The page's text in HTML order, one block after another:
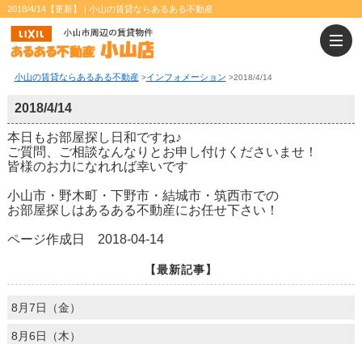
2018/4/14【更新】 | 小山の賃貸ならあるある不動産
小山の賃貸ならあるある不動産>インフォメーション >2018/4/14
2018/4/14
本日もお部屋探し日和ですね♪
ご質問、ご相談なんなりとお申し付けくださいませ！
皆様のお力になれれば幸いです
小山市・野木町・下野市・結城市・筑西市での
お部屋探しはあるある不動産にお任せ下さい！
ページ作成日 2018-04-14
【最新記事】
8月7日（金）
8月6日（木）